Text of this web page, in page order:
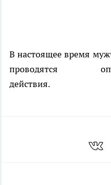
В настоящее время
проводятся
действия.